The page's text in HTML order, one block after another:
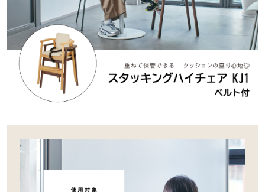
ママコラボ
KATOJI TV
このサイトについて